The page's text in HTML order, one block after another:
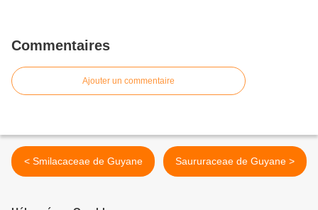
Commentaires
Ajouter un commentaire
< Smilacaceae de Guyane Saururaceae de Guyane >